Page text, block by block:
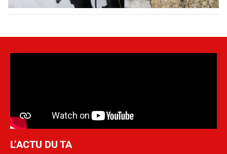
L’ACTU DU TA